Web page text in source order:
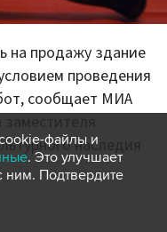
на продажу здание
проведения
сообщает МИА
наследия
файлы и
. Это улучшает
ним. Подтвердите